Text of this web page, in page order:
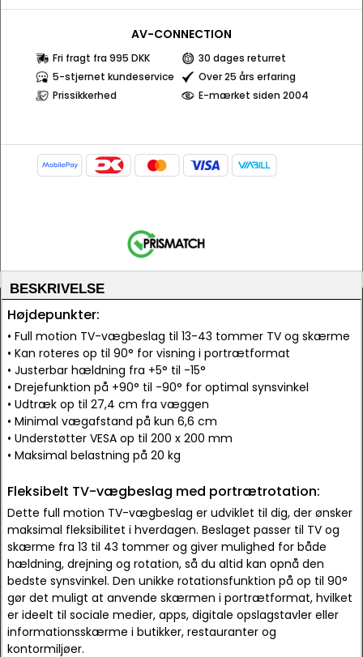
AV-CONNECTION
Fri fragt fra 995 DKK
30 dages returret
5-stjernet kundeservice
Over 25 års erfaring
Prissikkerhed
E-mærket siden 2004
BESKRIVELSE
Højdepunkter:
• Full motion TV-vægbeslag til 13-43 tommer TV og skærme
• Kan roteres op til 90° for visning i portrætformat
• Justerbar hældning fra +5° til -15°
• Drejefunktion på +90° til -90° for optimal synsvinkel
• Udtræk op til 27,4 cm fra væggen
• Minimal vægafstand på kun 6,6 cm
• Understøtter VESA op til 200 x 200 mm
• Maksimal belastning på 20 kg
Fleksibelt TV-vægbeslag med portrætrotation:
Dette full motion TV-vægbeslag er udviklet til dig, der ønsker
maksimal fleksibilitet i hverdagen. Beslaget passer til TV og
skærme fra 13 til 43 tommer og giver mulighed for både
hældning, drejning og rotation, så du altid kan opnå den
bedste synsvinkel. Den unikke rotationsfunktion på op til 90°
gør det muligt at anvende skærmen i portrætformat, hvilket
er ideelt til sociale medier, apps, digitale opslagstavler eller
informationsskærme i butikker, restauranter og
kontormiljøer.